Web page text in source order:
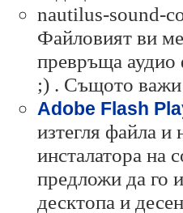
nautilus-sound-
Файловият ви
превръща аудио
;) . Същото важи
Adobe Flash
изтегля файла и
инсталатора на
предложи да го
десктопа и